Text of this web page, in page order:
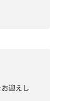
迎えし